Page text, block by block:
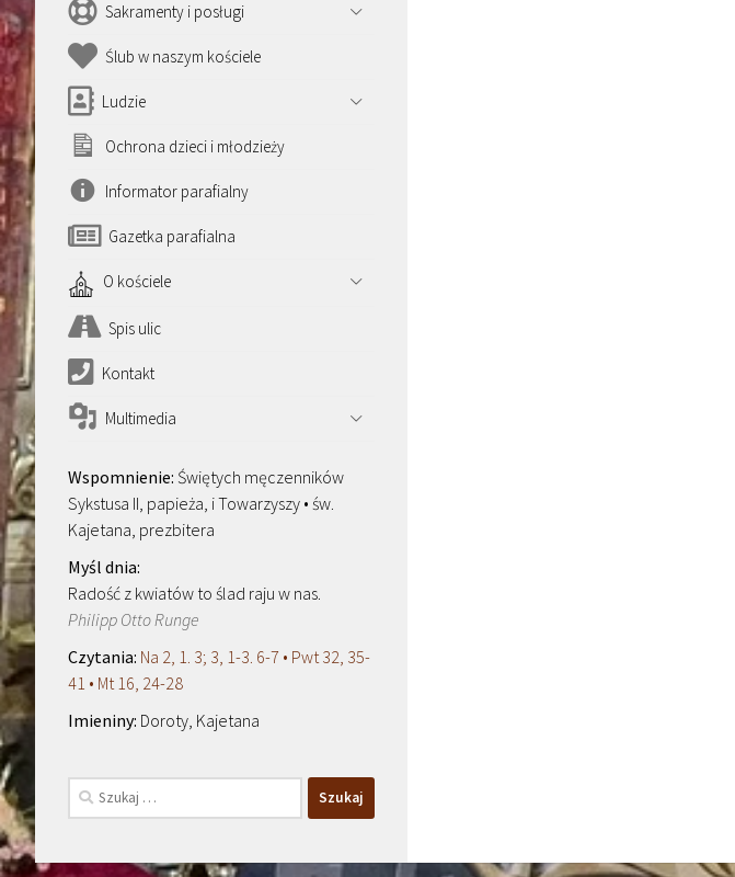
Sakramenty i posługi
Ślub w naszym kościele
Ludzie
Ochrona dzieci i młodzieży
Informator parafialny
Gazetka parafialna
O kościele
Spis ulic
Kontakt
Multimedia
Świętych męczenników
Sykstusa II, papieża, i Towarzyszy • św.
Kajetana, prezbitera
Radość z kwiatów to ślad raju w nas.
Philipp Otto Runge
Na 2, 1. 3; 3, 1-3. 6-7 • Pwt 32, 35-
41 • Mt 16, 24-28
Doroty, Kajetana
Szukaj: